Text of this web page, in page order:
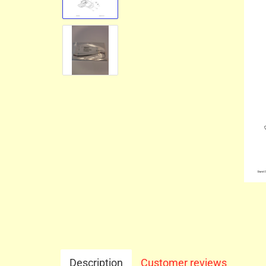
Description Customer reviews